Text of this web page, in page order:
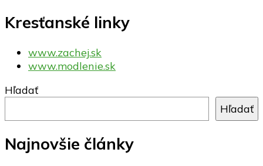
Kresťanské linky
www.zachej.sk
www.modlenie.sk
Hľadať
Hľadať
Najnovšie články